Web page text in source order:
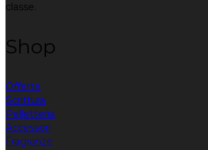
classe.
Shop
Offerte
Scrittura
Pelletteria
Accessori
Fragranze